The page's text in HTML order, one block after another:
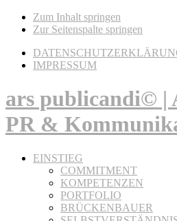
Zum Inhalt springen
Zur Seitenspalte springen
IMPRESSUM
ars publicandi© |
PR &
EINSTIEG
COMMITMENT
KOMPETENZEN
PORTFOLIO
BRÜCKENBAUER